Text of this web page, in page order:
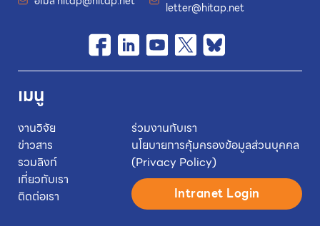
letter@hitap.net
เมนู
งานวิจัย
ข่าวสาร
รวมลิงก์
เกี่ยวกับเรา
ติดต่อเรา
ร่วมงานกับเรา
นโยบายการคุ้มครองข้อมูลส่วนบุคคล
(Privacy Policy)
Intranet Login